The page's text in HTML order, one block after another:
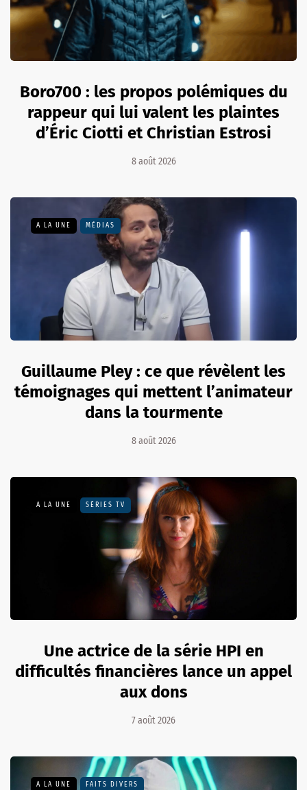
Boro700 : les propos polémiques du
rappeur qui lui valent les plaintes
d’Éric Ciotti et Christian Estrosi
8 août 2026
A LA UNE MÉDIAS
Guillaume Pley : ce que révèlent les
témoignages qui mettent l’animateur
dans la tourmente
8 août 2026
A LA UNE SÉRIES TV
Une actrice de la série HPI en
difficultés financières lance un appel
aux dons
7 août 2026
A LA UNE FAITS DIVERS